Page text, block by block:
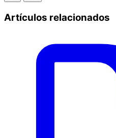
Artículos relacionados